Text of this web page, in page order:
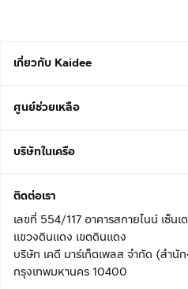
เกี่ยวกับ Kaidee
ศูนย์ช่วยเหลือ
บริษัทในเครือ
ติดต่อเรา
เลขที่ 554/117 อาคารสกายไนน์ เซ็
แขวงดินแดง เขตดินแดง
บริษัท เคดี มาร์เก็ตเพลส จำกัด (สำนั
กรุงเทพมหานคร 10400